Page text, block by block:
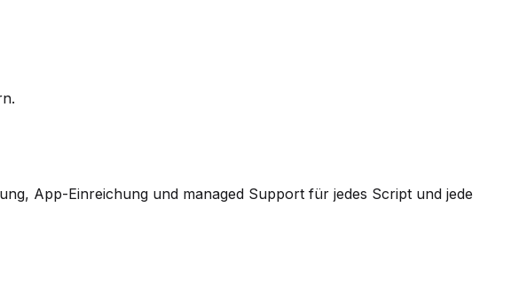
App-Einreichung und managed Support für jedes Script und jede